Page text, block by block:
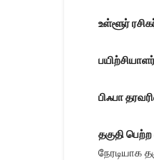
உள்ளூர்
பிஃபா
தகுதி
நேரடியாக